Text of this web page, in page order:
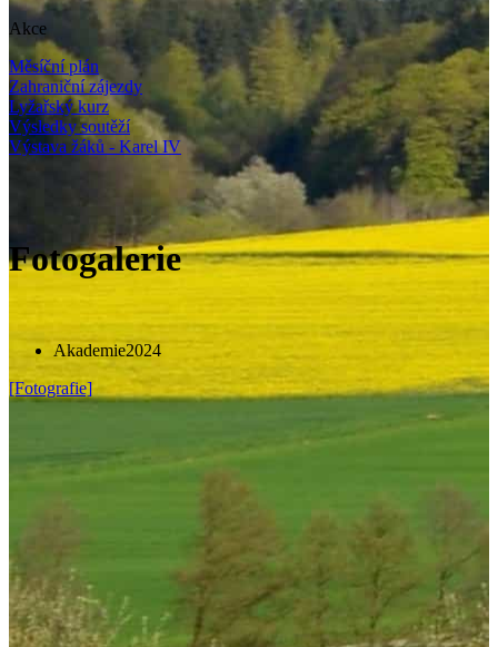
Akce
Měsíční plán
Zahraniční zájezdy
Lyžařský kurz
Výsledky soutěží
Výstava žáků - Karel IV
Fotogalerie
Akademie2024
[Fotografie]